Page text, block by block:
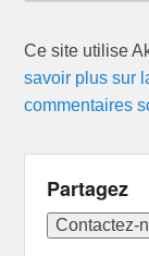
Ce site utilise
savoir plus sur
commentaires
Partagez